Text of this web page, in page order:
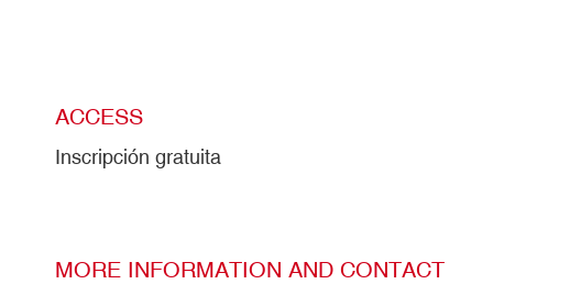
ACCESS
Inscripción gratuita
MORE INFORMATION AND CONTACT